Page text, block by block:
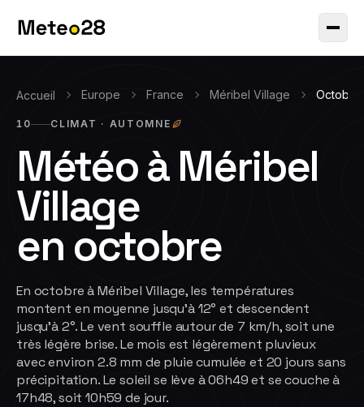
Accueil Europe France Méribel Village Octobre
10 CLIMAT · AUTOMNE
Météo àMéribel
Village
en octobre
En octobre à Méribel Village, les températures
montent en moyenne jusqu'à 12° et descendent
jusqu'à 2°. Le vent souffle autour de 7 km/h, soit une
très légère brise. Le mois est légèrement pluvieux
avec environ 2.8 mm de pluie cumulée et 20 jours sans
précipitation. Le soleil se lève à 06h49 et se couche à
17h48, soit 10h59 de jour.